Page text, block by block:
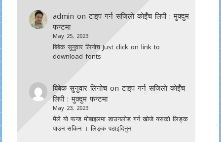
admin onटाइप गर्न सजिलाे काेइँच लिपी : मुक्दुम
फन्टमा
May 25, 2023
बिबेक सुनुवार लिनोच Just click on link to
download fonts
बिबेक सुनुवार लिनोचonटाइप गर्न सजिलाे काेइँच
लिपी : मुक्दुम फन्टमा
May 23, 2023
मैले यो फन्ड मोबाइलमा डाउनल‍ोड गर्न खोजे यसको लिङ्क
पाउन सकिन । लिङ्क पठाइदिनुन